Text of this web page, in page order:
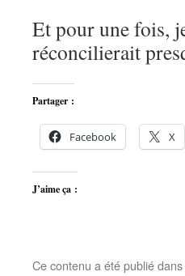
Et pour une fois,
réconcilierait
Partager :
Facebook X
J’aime ça :
Ce contenu a été publié dans